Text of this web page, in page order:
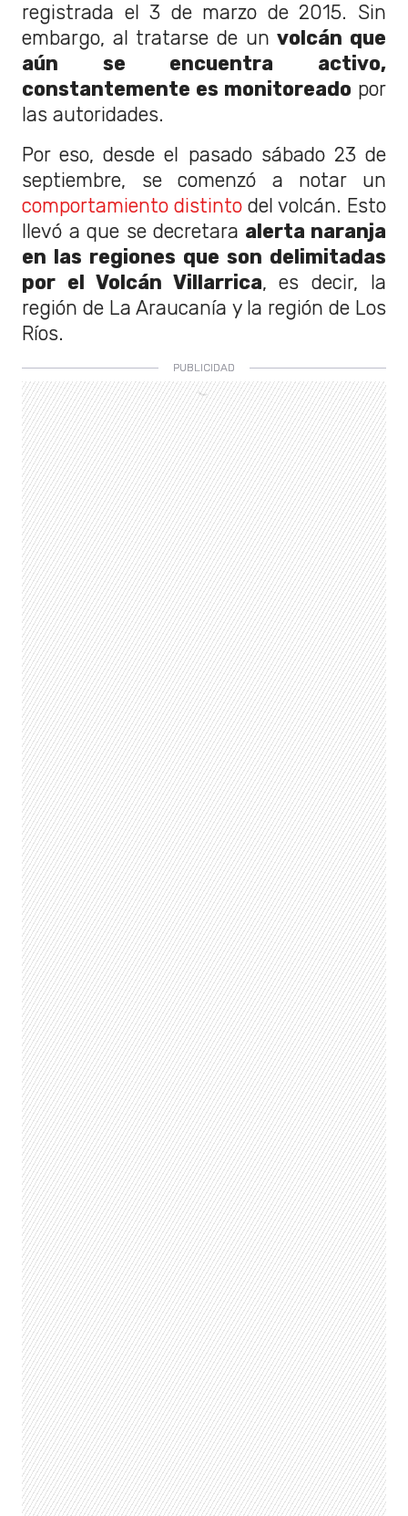
registrada el 3 de marzo de 2015. Sin
embargo, al tratarse de unvolcán que
aún se encuentra activo,
constantemente es monitoreado por
las autoridades.
Por eso, desde el pasado sábado 23 de
septiembre, se comenzó a notar un
comportamiento distinto del volcán. Esto
llevó a que se decretara alerta naranja
en las regiones que son delimitadas
por el Volcán Villarrica, es decir, la
región de La Araucanía y la región de Los
Ríos.